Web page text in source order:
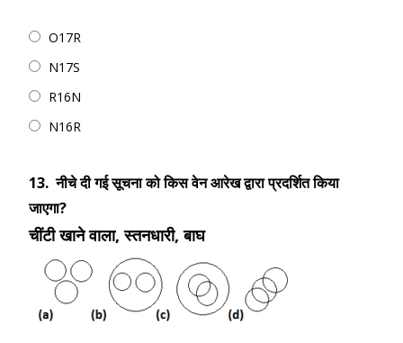
O17R
N17S
R16N
N16R
13. नीचे दी गई सूचना को किस वेन आरेख द्वारा प्रदर्शित किया
जाएगा?
चींटी खाने वाला, स्तनधारी, बाघ